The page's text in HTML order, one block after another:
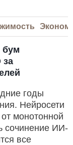
бум
за
годы
Нейросети
от монотонной
сочинение ИИ-
все